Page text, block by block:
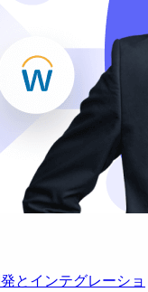
とインテグレーショ